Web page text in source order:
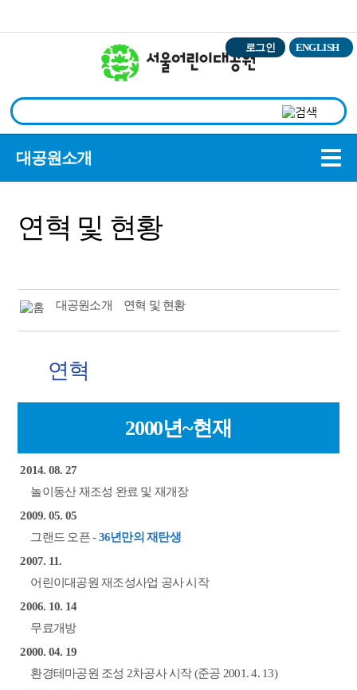
로그인 ENGLISH
대공원소개
연혁 및 현황
대공원소개 연혁 및 현황
연혁
2000년~현재
2014. 08. 27
놀이동산 재조성 완료 및 재개장
2009. 05. 05
그랜드 오픈 -36년만의 재탄생
2007. 11.
어린이대공원 재조성사업 공사 시작
2006. 10. 14
무료개방
2000. 04. 19
환경테마공원 조성 2차공사 시작 (준공 2001. 4. 13)